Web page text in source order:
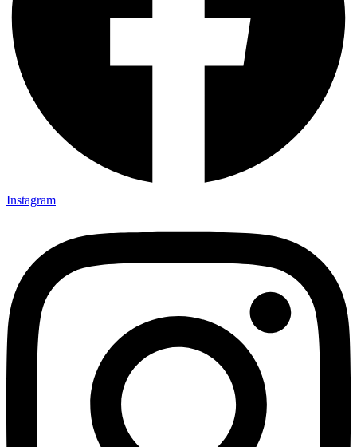
Instagram